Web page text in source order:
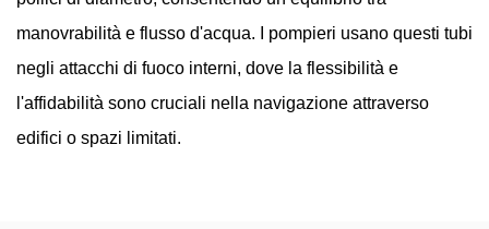
manovrabilità e flusso d'acqua. I pompieri usano questi tubi
negli attacchi di fuoco interni, dove la flessibilità e
l'affidabilità sono cruciali nella navigazione attraverso
edifici o spazi limitati.